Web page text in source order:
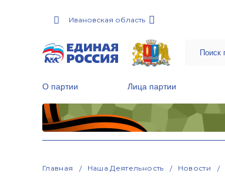
Ивановская область
О партии Лица партии
Главная Наша Деятельность Новости